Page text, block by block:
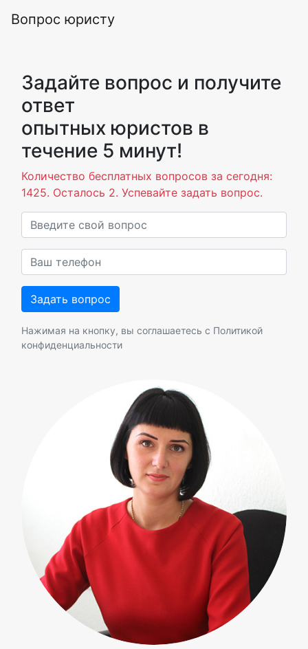
Вопрос юристу
Задайте вопрос и получите
ответ
опытных юристов в
течение 5 минут!
Количество бесплатных вопросов за сегодня:
1425. Осталось 2. Успевайте задать вопрос.
Нажимая на кнопку, вы соглашаетесь с Политикой
конфиденциальности